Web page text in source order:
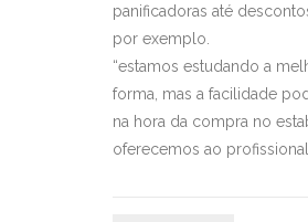
panificadoras até
por exemplo.
“estamos estudando a
forma, mas a facilidade
na hora da compra no
oferecemos ao